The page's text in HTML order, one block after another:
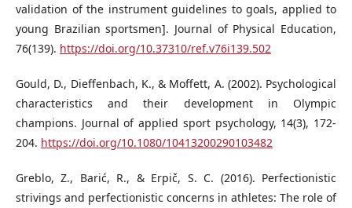
validation of the instrument guidelines to goals, applied to
young Brazilian sportsmen]. Journal of Physical Education,
76(139). https://doi.org/10.37310/ref.v76i139.502
Gould, D., Dieffenbach, K., & Moffett, A. (2002). Psychological
characteristics and their development in Olympic
champions. Journal of applied sport psychology, 14(3), 172-
204. https://doi.org/10.1080/10413200290103482
Greblo, Z., Barić, R., & Erpič, S. C. (2016). Perfectionistic
strivings and perfectionistic concerns in athletes: The role of